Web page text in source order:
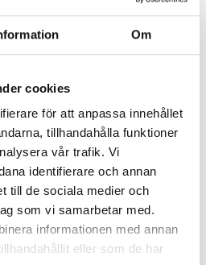
Om
cookies
för att anpassa innehållet
tillhandahålla funktioner
vår trafik. Vi
identifierare och annan
till de sociala medier och
som vi samarbetar med.
informationen med annan
eller som de har
